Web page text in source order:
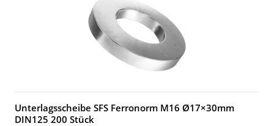
Unterlagsscheibe SFS Ferronorm M16 Ø17×30mm
DIN125 200 Stück